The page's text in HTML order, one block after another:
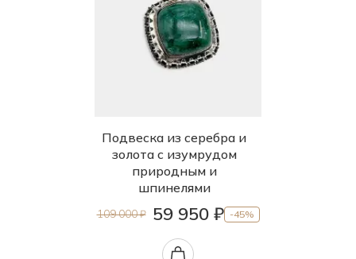
Подвеска из серебра и
золота с изумрудом
природным и
шпинелями
109 000 ₽ 59 950 ₽ -45%